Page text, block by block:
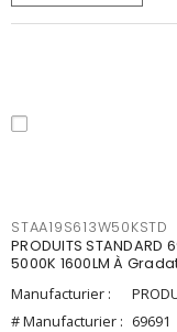
STAA19S613W50KSTD
PRODUITS STANDARD
5000K 1600LM À
Manufacturier :
# Manufacturier : 69691